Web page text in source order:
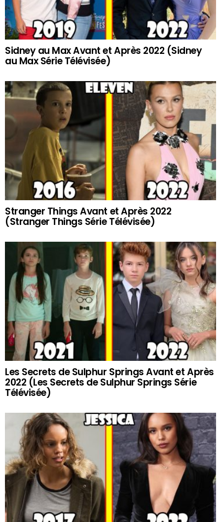
Sidney au Max Avant et Après 2022 (Sidney
au Max Série Télévisée)
Stranger Things Avant et Après 2022
(Stranger Things Série Télévisée)
Les Secrets de Sulphur Springs Avant et Après
2022 (Les Secrets de Sulphur Springs Série
Télévisée)